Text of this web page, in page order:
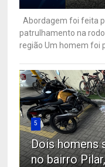
Abordagem foi feita
patrulhamento na
região Um homem foi
5
Dois homens
no bairro